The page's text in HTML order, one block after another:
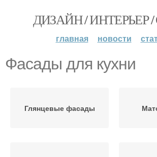
ДИЗАЙН / ИНТЕРЬЕР
главная новости
Фасады для кухни
Глянцевые фасады